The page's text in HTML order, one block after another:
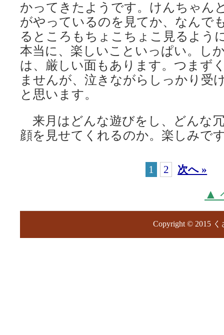
かってきたようです。けんちゃん
がやっているのを見てか、なんで
るところもちょこちょこ見るよう
本当に、楽しいこといっぱい。し
は、厳しい面もあります。つまず
ませんが、泣きながらしっかり受
と思います。
来月はどんな遊びをし、どんな
顔を見せてくれるのか。楽しみで
1 2 次へ »
▲
Copyright © 2015 く